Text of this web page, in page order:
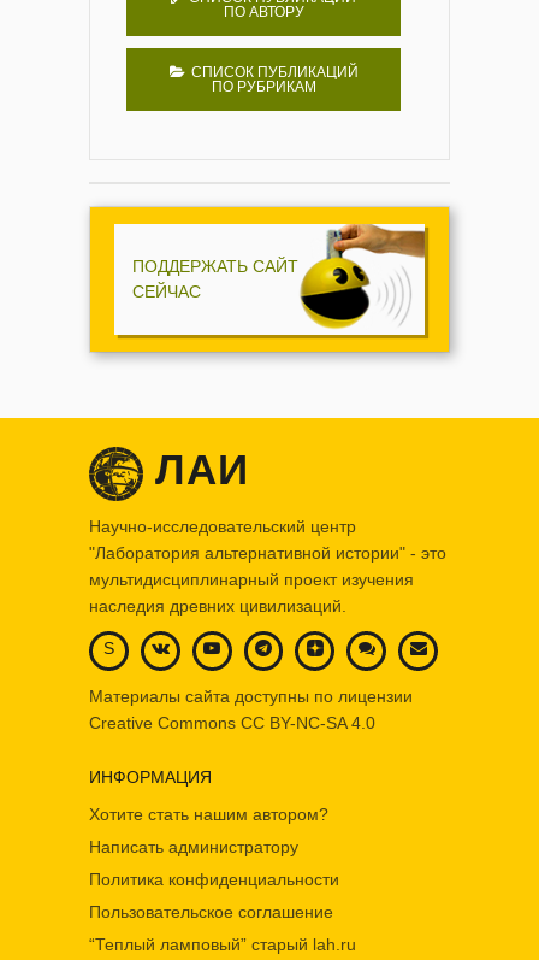
ПО АВТОРУ
СПИСОК ПУБЛИКАЦИЙ
ПО РУБРИКАМ
ПОДДЕРЖАТЬ САЙТ
СЕЙЧАС
ЛАИ
Научно-исследовательский центр
"Лаборатория альтернативной истории" - это
мультидисциплинарный проект изучения
наследия древних цивилизаций.
S
Материалы сайта доступны по лицензии
Creative Commons CC BY-NC-SA 4.0
ИНФОРМАЦИЯ
Хотите стать нашим автором?
Написать администратору
Политика конфиденциальности
Пользовательское соглашение
“Теплый ламповый” старый lah.ru